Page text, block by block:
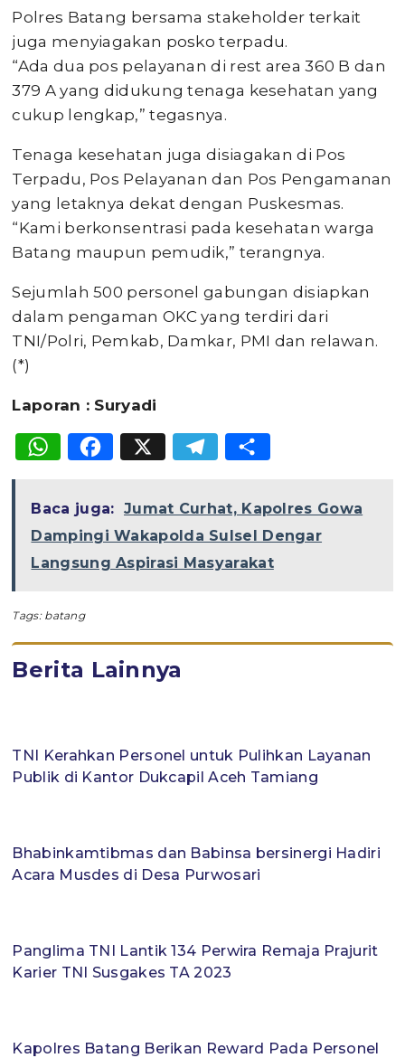
Polres Batang bersama stakeholder terkait
juga menyiagakan posko terpadu.
“Ada dua pos pelayanan di rest area 360 B dan
379 A yang didukung tenaga kesehatan yang
cukup lengkap,” tegasnya.
Tenaga kesehatan juga disiagakan di Pos
Terpadu, Pos Pelayanan dan Pos Pengamanan
yang letaknya dekat dengan Puskesmas.
“Kami berkonsentrasi pada kesehatan warga
Batang maupun pemudik,” terangnya.
Sejumlah 500 personel gabungan disiapkan
dalam pengaman OKC yang terdiri dari
TNI/Polri, Pemkab, Damkar, PMI dan relawan.
(*)
Laporan : Suryadi
WhatsApp
Facebook
X Telegram
Baca juga: Jumat Curhat, Kapolres Gowa
Dampingi Wakapolda Sulsel Dengar
Langsung Aspirasi Masyarakat
Tags: batang
Berita Lainnya
TNI Kerahkan Personel untuk Pulihkan Layanan
Publik di Kantor Dukcapil Aceh Tamiang
Bhabinkamtibmas dan Babinsa bersinergi Hadiri
Acara Musdes di Desa Purwosari
Panglima TNI Lantik 134 Perwira Remaja Prajurit
Karier TNI Susgakes TA 2023
Kapolres Batang Berikan Reward Pada Personel